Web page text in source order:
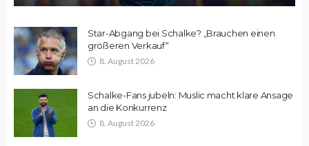
Star-Abgang bei Schalke? „Brauchen einen
größeren Verkauf“
8. August 2026
Schalke-Fans jubeln: Muslic macht klare Ansage
an die Konkurrenz
8. August 2026